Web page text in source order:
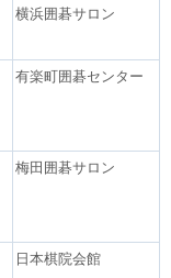
横浜囲碁サロン
有楽町囲碁センター
梅田囲碁サロン
日本棋院会館